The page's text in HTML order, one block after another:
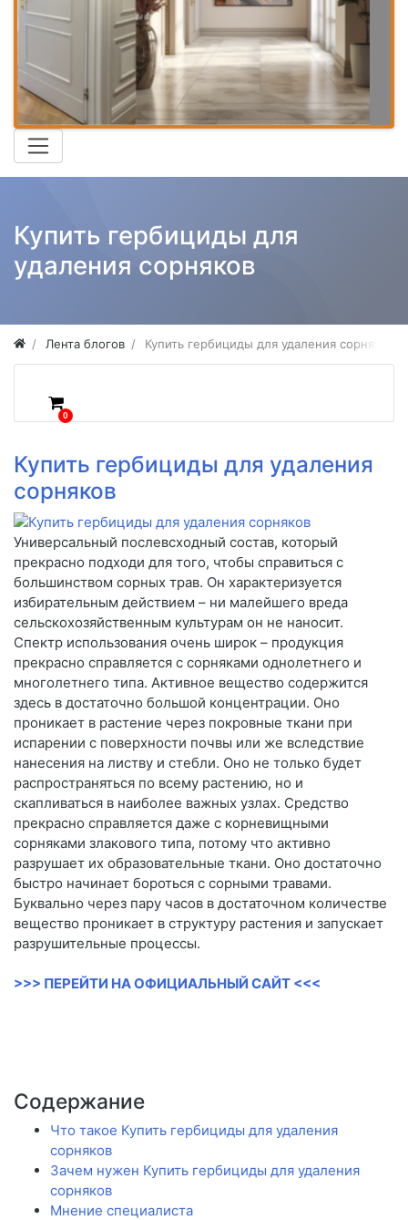
Купить гербициды для
удаления сорняков
Лента блогов Купить гербициды для удаления сорняков
0
Купить гербициды для удаления
сорняков
Универсальный послевсходный состав, который
прекрасно подходи для того, чтобы справиться с
большинством сорных трав. Он характеризуется
избирательным действием – ни малейшего вреда
сельскохозяйственным культурам он не наносит.
Спектр использования очень широк – продукция
прекрасно справляется с сорняками однолетнего и
многолетнего типа. Активное вещество содержится
здесь в достаточно большой концентрации. Оно
проникает в растение через покровные ткани при
испарении с поверхности почвы или же вследствие
нанесения на листву и стебли. Оно не только будет
распространяться по всему растению, но и
скапливаться в наиболее важных узлах. Средство
прекрасно справляется даже с корневищными
сорняками злакового типа, потому что активно
разрушает их образовательные ткани. Оно достаточно
быстро начинает бороться с сорными травами.
Буквально через пару часов в достаточном количестве
вещество проникает в структуру растения и запускает
разрушительные процессы.
>>> ПЕРЕЙТИ НА ОФИЦИАЛЬНЫЙ САЙТ <<<
Содержание
Что такое Купить гербициды для удаления
сорняков
Зачем нужен Купить гербициды для удаления
сорняков
Мнение специалиста